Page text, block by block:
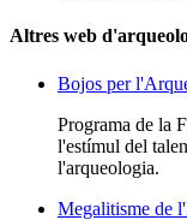
Altres web
Bojos per
Programa de la
l'estímul del
l'arqueologia.
Megalitisme de